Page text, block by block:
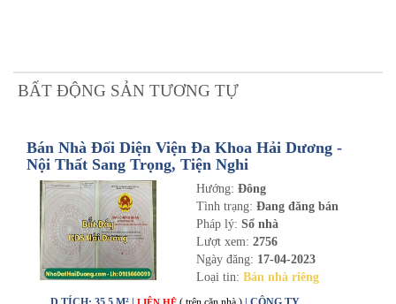
BẤT ĐỘNG SẢN TƯƠNG TỰ
Bán Nhà Đối Diện Viện Đa Khoa Hải Dương -
Nội Thất Sang Trọng, Tiện Nghi
Hướng: Đông
Tình trạng: Đang đăng bán
Pháp lý: Sổ nhà
Lượt xem: 2756
Ngày đăng: 17-04-2023
Loại tin: Bán nhà riêng